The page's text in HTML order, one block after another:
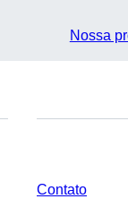
Nossa
Contato